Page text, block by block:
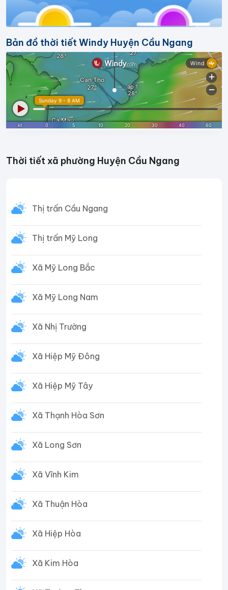
Bản đồ thời tiết Windy Huyện Cầu Ngang
Thời tiết xã phường Huyện Cầu Ngang
Thị trấn Cầu Ngang
Thị trấn Mỹ Long
Xã Mỹ Long Bắc
Xã Mỹ Long Nam
Xã Nhị Trường
Xã Hiệp Mỹ Đông
Xã Hiệp Mỹ Tây
Xã Thạnh Hòa Sơn
Xã Long Sơn
Xã Vĩnh Kim
Xã Thuận Hòa
Xã Hiệp Hòa
Xã Kim Hòa